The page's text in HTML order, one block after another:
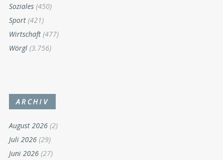
Soziales (450)
Sport (421)
Wirtschaft (477)
Wörgl (3.756)
ARCHIV
August 2026 (2)
Juli 2026 (29)
Juni 2026 (27)